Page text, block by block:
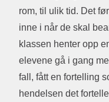
rom, til ulik tid. Det
inne i når de skal
klassen henter opp
elevene gå i gang
fall, fått en fortelling
hendelsen det